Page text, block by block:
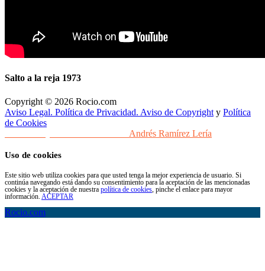
Salto a la reja 1973
Copyright © 2026 Rocio.com
Aviso Legal. Política de Privacidad. Aviso de Copyright y Política
de Cookies
Andrés Ramírez Lería
Uso de cookies
Este sitio web utiliza cookies para que usted tenga la mejor experiencia de usuario. Si
continúa navegando está dando su consentimiento para la aceptación de las mencionadas
cookies y la aceptación de nuestra política de cookies , pinche el enlace para mayor
información. ACEPTAR
Rocio.com